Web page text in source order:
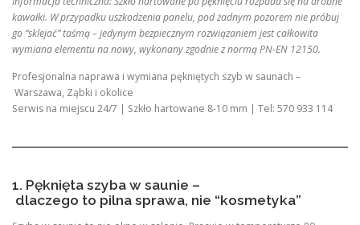
kawałki. W przypadku uszkodzenia panelu, pod żadnym pozorem nie próbuj
go “sklejać” taśmą – jedynym bezpiecznym rozwiązaniem jest całkowita
wymiana elementu na nowy, wykonany zgodnie z normą PN-EN 12150.
Profesjonalna naprawa i wymiana pękniętych szyb w saunach –
Warszawa, Ząbki i okolice
Serwis na miejscu 24/7 | Szkło hartowane 8-10 mm | Tel: 570 933 114
1. Pęknięta szyba w saunie –
dlaczego to pilna sprawa, nie “kosmetyka”